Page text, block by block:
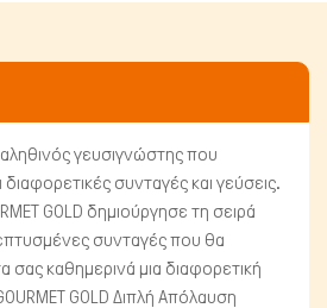
αληθινός γευσιγνώστης που
διαφορετικές συνταγές και γεύσεις.
GOLD δημιούργησε τη σειρά
συνταγές που θα
καθημερινά μια διαφορετική
GOLD Διπλή Απόλαυση